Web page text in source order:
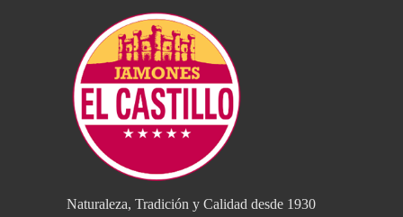
Naturaleza, Tradición y Calidad desde 1930